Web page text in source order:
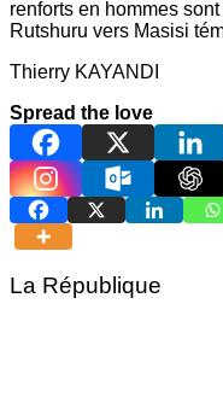
renforts en hommes
Rutshuru vers Masisi
Thierry KAYANDI
Spread the love
La République